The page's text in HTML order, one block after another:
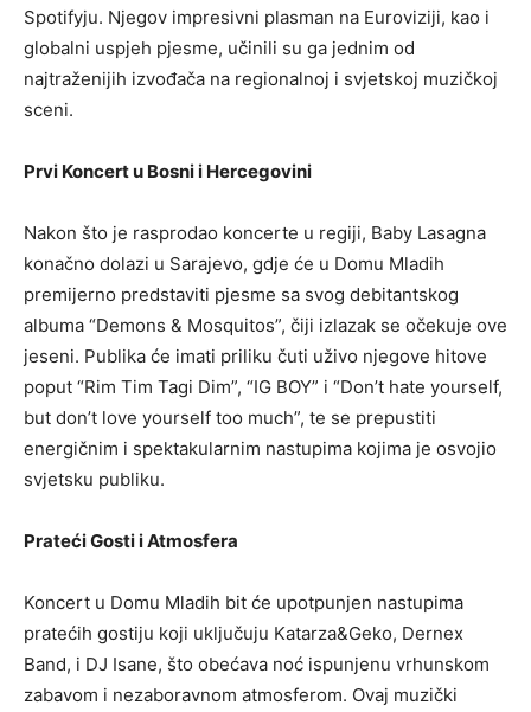
Spotifyju. Njegov impresivni plasman na Euroviziji, kao i
globalni uspjeh pjesme, učinili su ga jednim od
najtraženijih izvođača na regionalnoj i svjetskoj muzičkoj
sceni.
Prvi Koncert u Bosni i Hercegovini
Nakon što je rasprodao koncerte u regiji, Baby Lasagna
konačno dolazi u Sarajevo, gdje će u Domu Mladih
premijerno predstaviti pjesme sa svog debitantskog
albuma “Demons & Mosquitos”, čiji izlazak se očekuje ove
jeseni. Publika će imati priliku čuti uživo njegove hitove
poput “Rim Tim Tagi Dim”, “IG BOY” i “Don’t hate yourself,
but don’t love yourself too much”, te se prepustiti
energičnim i spektakularnim nastupima kojima je osvojio
svjetsku publiku.
Prateći Gosti i Atmosfera
Koncert u Domu Mladih bit će upotpunjen nastupima
pratećih gostiju koji uključuju Katarza&Geko, Dernex
Band, i DJ Isane, što obećava noć ispunjenu vrhunskom
zabavom i nezaboravnom atmosferom. Ovaj muzički